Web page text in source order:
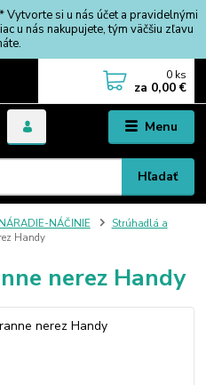
Vytvorte si u nás účet a pravidelnými
u nás nakupujete, tým väčšiu zľavu
Menu
Hľadať
0 ks
za 0,00 €
NÁRADIE-NÁČINIE
Strúhadlá a
Handy
nerez Handy